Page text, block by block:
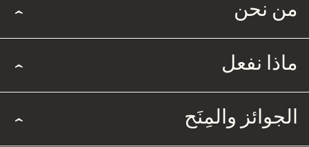
من نحن
ماذا نفعل
الجوائز والمِنَح